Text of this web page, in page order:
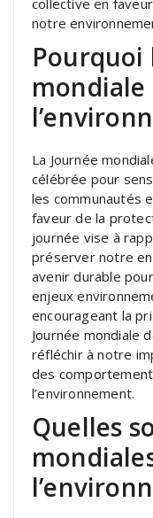
notre
Pourquoi
mondiale
La Journée
célébrée pour
les communautés
faveur de la
journée vise à
préserver notre
avenir durable
enjeux
encourageant la
Journée mondiale
réfléchir à notre
des
l’environnement.
Quelles